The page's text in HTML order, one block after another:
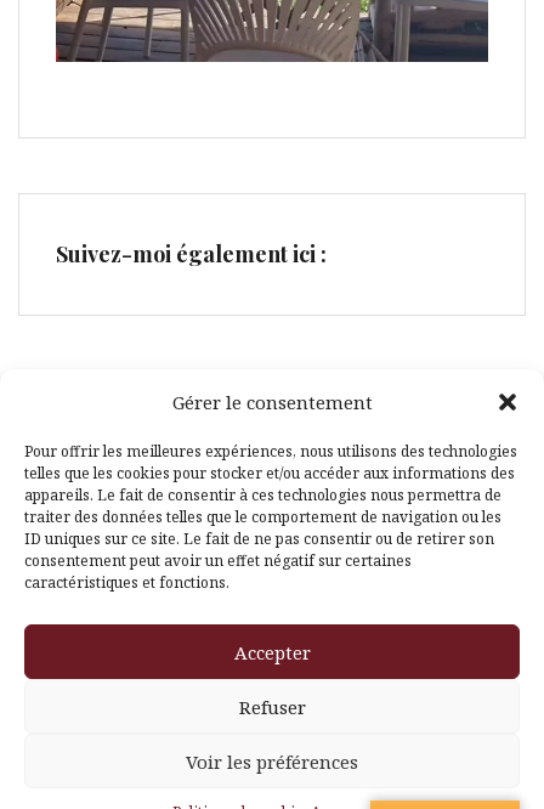
Gérer le consentement
Pour offrir les meilleures expériences, nous utilisons des technologies
telles que les cookies pour stocker et/ou accéder aux informations des
appareils. Le fait de consentir à ces technologies nous permettra de
traiter des données telles que le comportement de navigation ou les
ID uniques sur ce site. Le fait de ne pas consentir ou de retirer son
consentement peut avoir un effet négatif sur certaines
caractéristiques et fonctions.
Accepter
Refuser
Voir les préférences
Suivez-moi également ici :
Facebook
Pinterest
Themeisle